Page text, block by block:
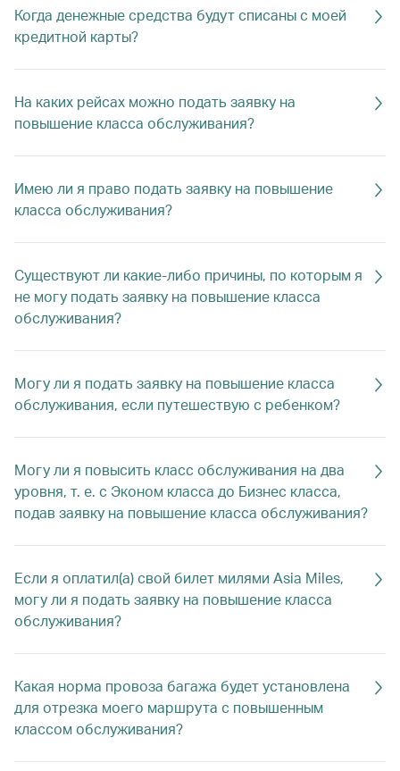
Когда денежные средства будут списаны с моей
кредитной карты?
На каких рейсах можно подать заявку на
повышение класса обслуживания?
Имею ли я право подать заявку на повышение
класса обслуживания?
Существуют ли какие-либо причины, по которым я
не могу подать заявку на повышение класса
обслуживания?
Могу ли я подать заявку на повышение класса
обслуживания, если путешествую с ребенком?
Могу ли я повысить класс обслуживания на два
уровня, т. е. с Эконом класса до Бизнес класса,
подав заявку на повышение класса обслуживания?
Если я оплатил(а) свой билет милями Asia Miles,
могу ли я подать заявку на повышение класса
обслуживания?
Какая норма провоза багажа будет установлена
для отрезка моего маршрута с повышенным
классом обслуживания?